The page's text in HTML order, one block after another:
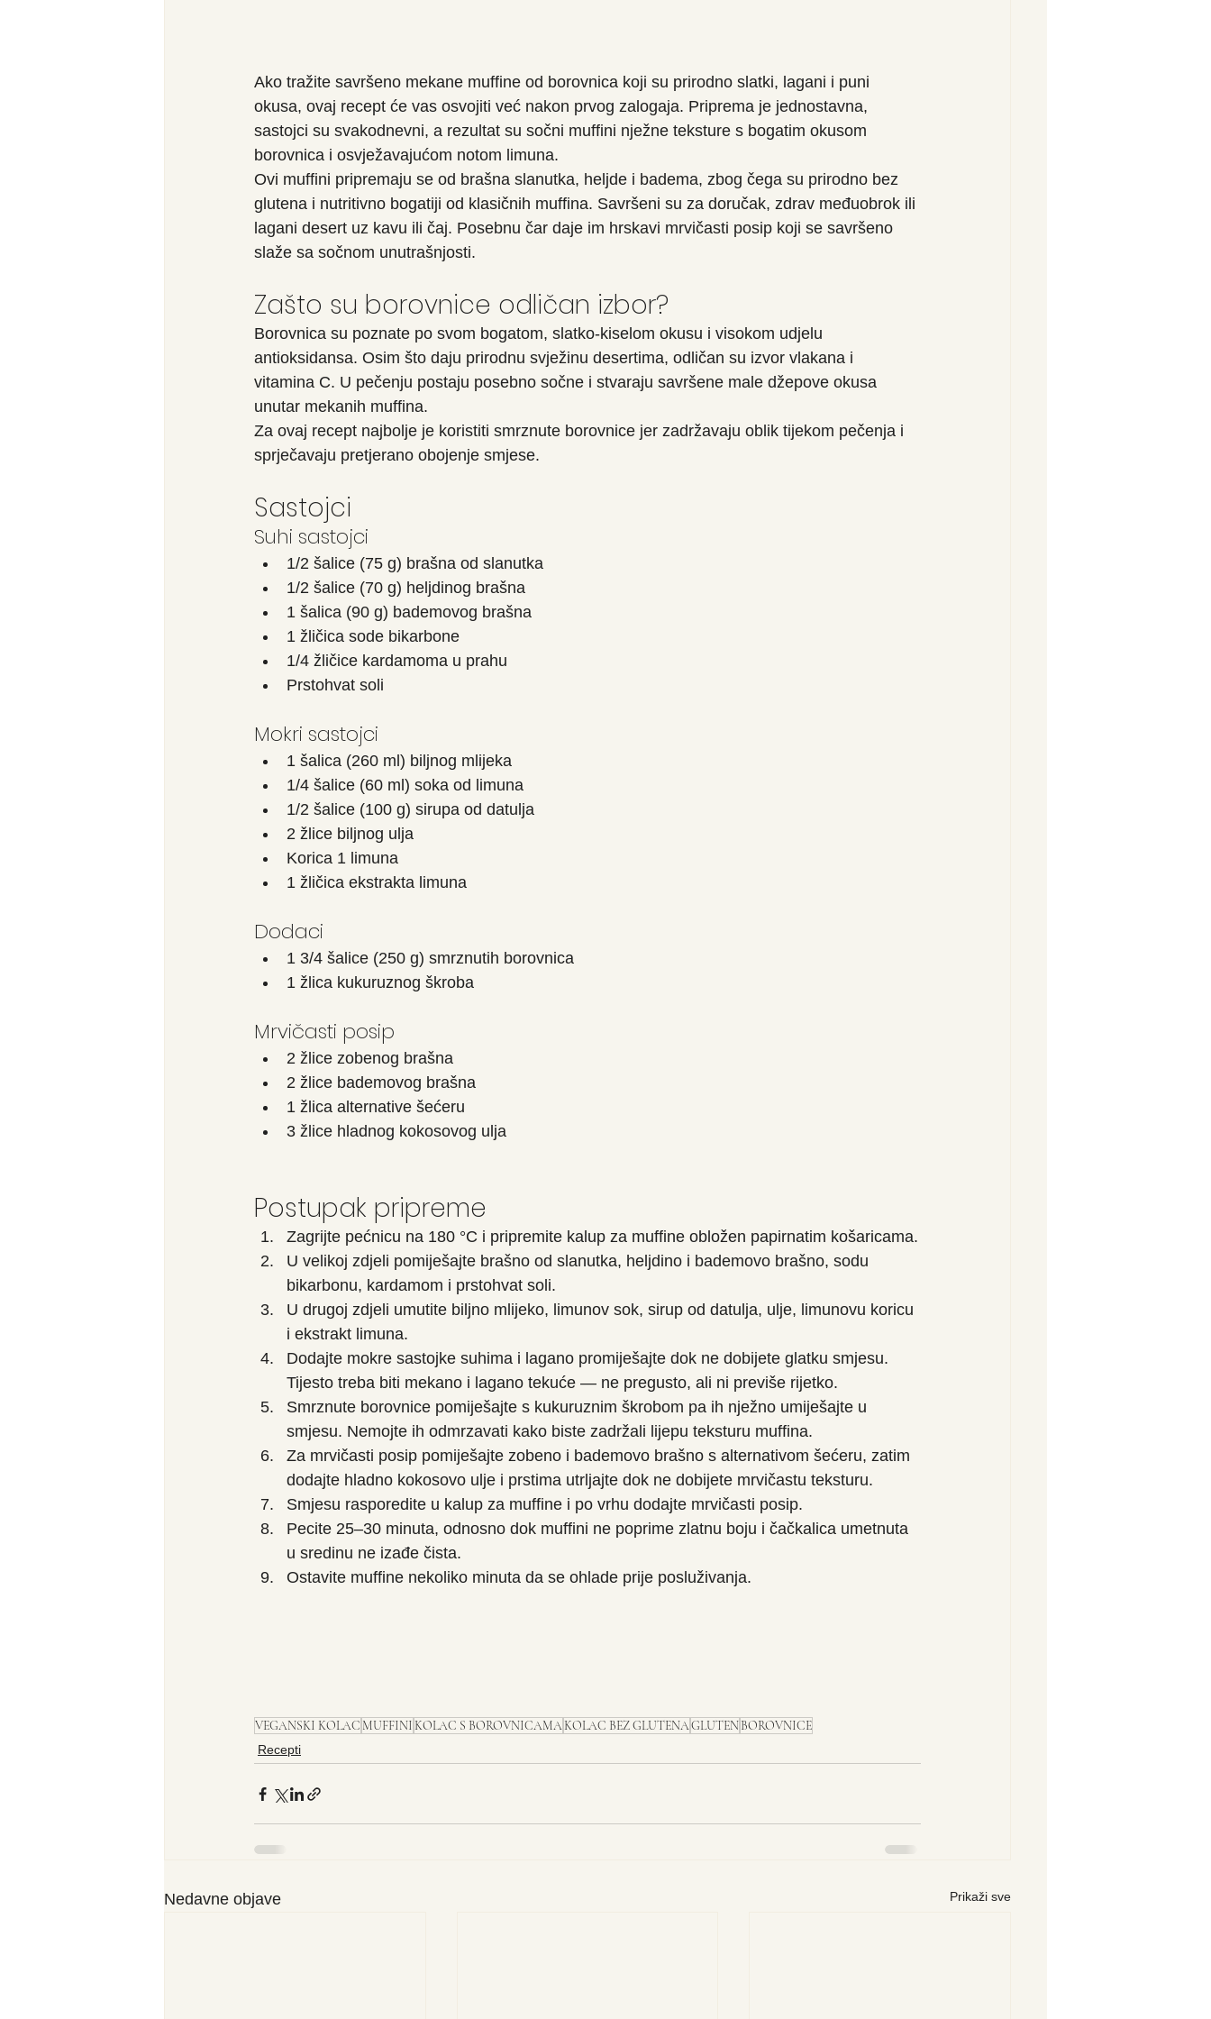
Ako tražite savršeno mekane muffine od borovnica koji su prirodno slatki, lagani i puni
okusa, ovaj recept će vas osvojiti već nakon prvog zalogaja. Priprema je jednostavna,
sastojci su svakodnevni, a rezultat su sočni muffini nježne teksture s bogatim okusom
borovnica i osvježavajućom notom limuna.
Ovi muffini pripremaju se od brašna slanutka, heljde i badema, zbog čega su prirodno bez
glutena i nutritivno bogatiji od klasičnih muffina. Savršeni su za doručak, zdrav međuobrok ili
lagani desert uz kavu ili čaj. Posebnu čar daje im hrskavi mrvičasti posip koji se savršeno
slaže sa sočnom unutrašnjosti.
Zašto su borovnice odličan izbor?
Borovnica su poznate po svom bogatom, slatko-kiselom okusu i visokom udjelu
antioksidansa. Osim što daju prirodnu svježinu desertima, odličan su izvor vlakana i
vitamina C. U pečenju postaju posebno sočne i stvaraju savršene male džepove okusa
unutar mekanih muffina.
Za ovaj recept najbolje je koristiti smrznute borovnice jer zadržavaju oblik tijekom pečenja i
sprječavaju pretjerano obojenje smjese.
Sastojci
Suhi sastojci
1/2 šalice (75 g) brašna od slanutka
1/2 šalice (70 g) heljdinog brašna
1 šalica (90 g) bademovog brašna
1 žličica sode bikarbone
1/4 žličice kardamoma u prahu
Prstohvat soli
Mokri sastojci
1 šalica (260 ml) biljnog mlijeka
1/4 šalice (60 ml) soka od limuna
1/2 šalice (100 g) sirupa od datulja
2 žlice biljnog ulja
Korica 1 limuna
1 žličica ekstrakta limuna
Dodaci
1 3/4 šalice (250 g) smrznutih borovnica
1 žlica kukuruznog škroba
Mrvičasti posip
2 žlice zobenog brašna
2 žlice bademovog brašna
1 žlica alternative šećeru
3 žlice hladnog kokosovog ulja
Postupak pripreme
Zagrijte pećnicu na 180 °C i pripremite kalup za muffine obložen papirnatim košaricama.
U velikoj zdjeli pomiješajte brašno od slanutka, heljdino i bademovo brašno, sodu
bikarbonu, kardamom i prstohvat soli.
U drugoj zdjeli umutite biljno mlijeko, limunov sok, sirup od datulja, ulje, limunovu koricu
i ekstrakt limuna.
Dodajte mokre sastojke suhima i lagano promiješajte dok ne dobijete glatku smjesu.
Tijesto treba biti mekano i lagano tekuće — ne pregusto, ali ni previše rijetko.
Smrznute borovnice pomiješajte s kukuruznim škrobom pa ih nježno umiješajte u
smjesu. Nemojte ih odmrzavati kako biste zadržali lijepu teksturu muffina.
Za mrvičasti posip pomiješajte zobeno i bademovo brašno s alternativom šećeru, zatim
dodajte hladno kokosovo ulje i prstima utrljajte dok ne dobijete mrvičastu teksturu.
Smjesu rasporedite u kalup za muffine i po vrhu dodajte mrvičasti posip.
Pecite 25–30 minuta, odnosno dok muffini ne poprime zlatnu boju i čačkalica umetnuta
u sredinu ne izađe čista.
Ostavite muffine nekoliko minuta da se ohlade prije posluživanja.
VEGANSKI KOLAC MUFFINI KOLAC S BOROVNICAMAKOLAC BEZ GLUTENAGLUTENBOROVNICE
Recepti
Nedavne objave Prikaži sve